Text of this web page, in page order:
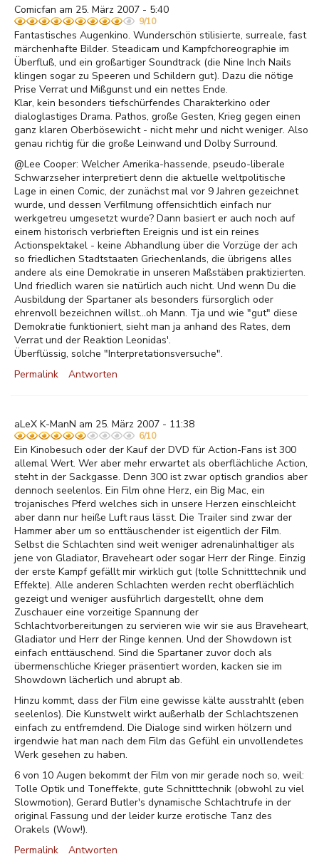
Comicfan am 25. März 2007 - 5:40
9/10
Fantastisches Augenkino. Wunderschön stilisierte, surreale, fast
märchenhafte Bilder. Steadicam und Kampfchoreographie im
Überfluß, und ein großartiger Soundtrack (die Nine Inch Nails
klingen sogar zu Speeren und Schildern gut). Dazu die nötige
Prise Verrat und Mißgunst und ein nettes Ende.
Klar, kein besonders tiefschürfendes Charakterkino oder
dialoglastiges Drama. Pathos, große Gesten, Krieg gegen einen
ganz klaren Oberbösewicht - nicht mehr und nicht weniger. Also
genau richtig für die große Leinwand und Dolby Surround.
@Lee Cooper: Welcher Amerika-hassende, pseudo-liberale
Schwarzseher interpretiert denn die aktuelle weltpolitische
Lage in einen Comic, der zunächst mal vor 9 Jahren gezeichnet
wurde, und dessen Verfilmung offensichtlich einfach nur
werkgetreu umgesetzt wurde? Dann basiert er auch noch auf
einem historisch verbrieften Ereignis und ist ein reines
Actionspektakel - keine Abhandlung über die Vorzüge der ach
so friedlichen Stadtstaaten Griechenlands, die übrigens alles
andere als eine Demokratie in unseren Maßstäben praktizierten.
Und friedlich waren sie natürlich auch nicht. Und wenn Du die
Ausbildung der Spartaner als besonders fürsorglich oder
ehrenvoll bezeichnen willst...oh Mann. Tja und wie "gut" diese
Demokratie funktioniert, sieht man ja anhand des Rates, dem
Verrat und der Reaktion Leonidas'.
Überflüssig, solche "Interpretationsversuche".
Permalink
Antworten
aLeX K-ManN am 25. März 2007 - 11:38
6/10
Ein Kinobesuch oder der Kauf der DVD für Action-Fans ist 300
allemal Wert. Wer aber mehr erwartet als oberflächliche Action,
steht in der Sackgasse. Denn 300 ist zwar optisch grandios aber
dennoch seelenlos. Ein Film ohne Herz, ein Big Mac, ein
trojanisches Pferd welches sich in unsere Herzen einschleicht
aber dann nur heiße Luft raus lässt. Die Trailer sind zwar der
Hammer aber um so enttäuschender ist eigentlich der Film.
Selbst die Schlachten sind weit weniger adrenalinhaltiger als
jene von Gladiator, Braveheart oder sogar Herr der Ringe. Einzig
der erste Kampf gefällt mir wirklich gut (tolle Schnitttechnik und
Effekte). Alle anderen Schlachten werden recht oberflächlich
gezeigt und weniger ausführlich dargestellt, ohne dem
Zuschauer eine vorzeitige Spannung der
Schlachtvorbereitungen zu servieren wie wir sie aus Braveheart,
Gladiator und Herr der Ringe kennen. Und der Showdown ist
einfach enttäuschend. Sind die Spartaner zuvor doch als
übermenschliche Krieger präsentiert worden, kacken sie im
Showdown lächerlich und abrupt ab.
Hinzu kommt, dass der Film eine gewisse kälte ausstrahlt (eben
seelenlos). Die Kunstwelt wirkt außerhalb der Schlachtszenen
einfach zu entfremdend. Die Dialoge sind wirken hölzern und
irgendwie hat man nach dem Film das Gefühl ein unvollendetes
Werk gesehen zu haben.
6 von 10 Augen bekommt der Film von mir gerade noch so, weil:
Tolle Optik und Toneffekte, gute Schnitttechnik (obwohl zu viel
Slowmotion), Gerard Butler's dynamische Schlachtrufe in der
original Fassung und der leider kurze erotische Tanz des
Orakels (Wow!).
Permalink
Antworten